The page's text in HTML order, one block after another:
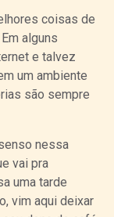
coisas de
alguns
e talvez
um ambiente
são sempre
nessa
vai pra
uma tarde
vim aqui deixar